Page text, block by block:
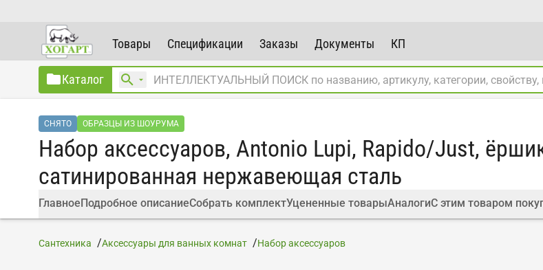
Товары Спецификации Заказы Документы КП
Каталог
СНЯТО ОБРАЗЦЫ ИЗ ШОУРУМА
Набор аксессуаров, Antonio Lupi, Rapido/Just,
сатинированная нержавеющая сталь
ГлавноеПодробное описаниеСобрать комплектУцененные товарыАналогиС этим товаром
Сантехника Аксессуары для ванных комнат Набор аксессуаров